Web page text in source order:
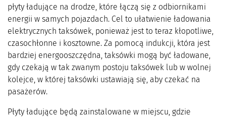
płyty ładujące na drodze, które łączą się z odbiornikami
energii w samych pojazdach. Cel to ułatwienie ładowania
elektrycznych taksówek, ponieważ jest to teraz kłopotliwe,
czasochłonne i kosztowne. Za pomocą indukcji, która jest
bardziej energooszczędna, taksówki mogą być ładowane,
gdy czekają w tak zwanym postoju taksówek lub w wolnej
kolejce, w której taksówki ustawiają się, aby czekać na
pasażerów.
Płyty ładujące będą zainstalowane w miejscu, gdzie